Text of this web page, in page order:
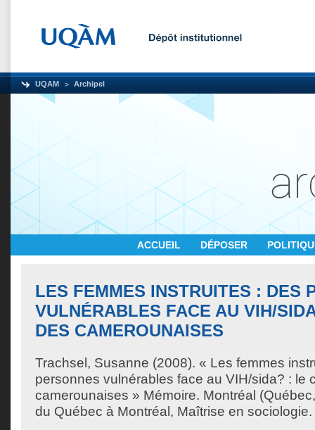
UQAM Archipel
ACCUEIL DÉPOSER
LES FEMMES INSTRUITES : DES
VULNÉRABLES FACE AU VIH/
DES CAMEROUNAISES
Trachsel, Susanne (2008). « Les femmes
personnes vulnérables face au VIH/sida? : le
camerounaises » Mémoire. Montréal
du Québec à Montréal, Maîtrise en sociologie.